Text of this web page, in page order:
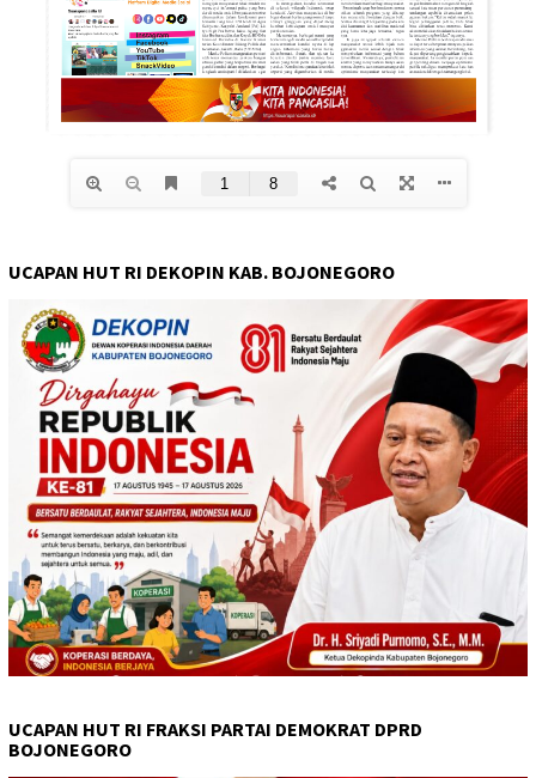
UCAPAN HUT RI DEKOPIN KAB. BOJONEGORO
UCAPAN HUT RI FRAKSI PARTAI DEMOKRAT DPRD
BOJONEGORO